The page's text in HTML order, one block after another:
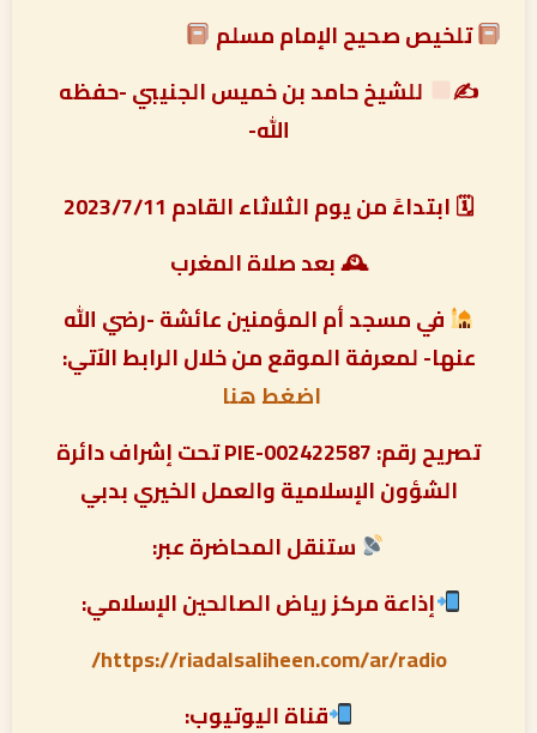
تلخيص صحيح الإمام مسلم
✍
للشيخ حامد بن خميس الجنيبي -حفظه
الله-
🗓 ابتداءً من يوم الثلاثاء القادم 2023/7/11
🕰 بعد صلاة المغرب
في مسجد أم المؤمنين عائشة -رضي الله
عنها- لمعرفة الموقع من خلال الرابط الآتي:
اضغط هنا
تصريح رقم: PIE-002422587 تحت إشراف دائرة
الشؤون الإسلامية والعمل الخيري بدبي
ستنقل المحاضرة عبر:
إذاعة مركز رياض الصالحين الإسلامي:
https://riadalsaliheen.com/ar/radio/
قناة اليوتيوب: